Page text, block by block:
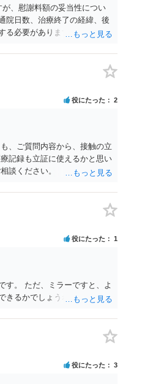
、慰謝料額の妥当性につい
院日数、治療終了の経緯、後
る必要があります。保険会社
めいたします。 ・相手方保険
療開始日及び治療終了日 ・
母様ご本人となりますので、
ります。日本語での十分な意
思の確認方法等を検討する必
役にたった 2
、ご質問内容から、接触の立
記録も立証に使えるかと思い
談ください。
役にたった 1
す。 ただ、ミラーですと、よ
きるかでしょうね。
役にたった 3